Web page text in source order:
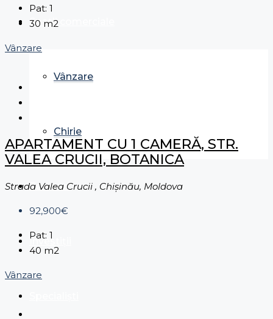
Spații comerciale
Vânzare
Chirie
Terenuri
Investiții
Pat: 1
30 m2
Vânzare
APARTAMENT CU 1 CAMERĂ, STR.
VALEA CRUCII, BOTANICA
Strada Valea Crucii , Chișinău, Moldova
92,900€
Pat: 1
40 m2
Vânzare